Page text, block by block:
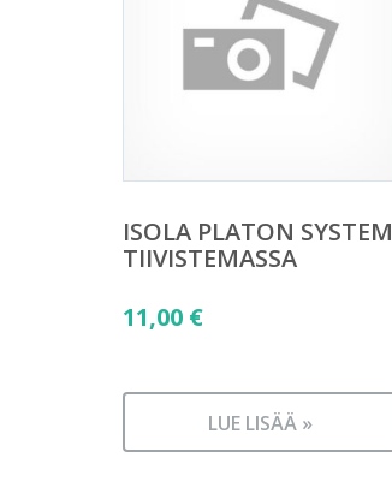
ISOLA PLATON SYSTEM
TIIVISTEMASSA
11,00 €
LUE LISÄÄ »